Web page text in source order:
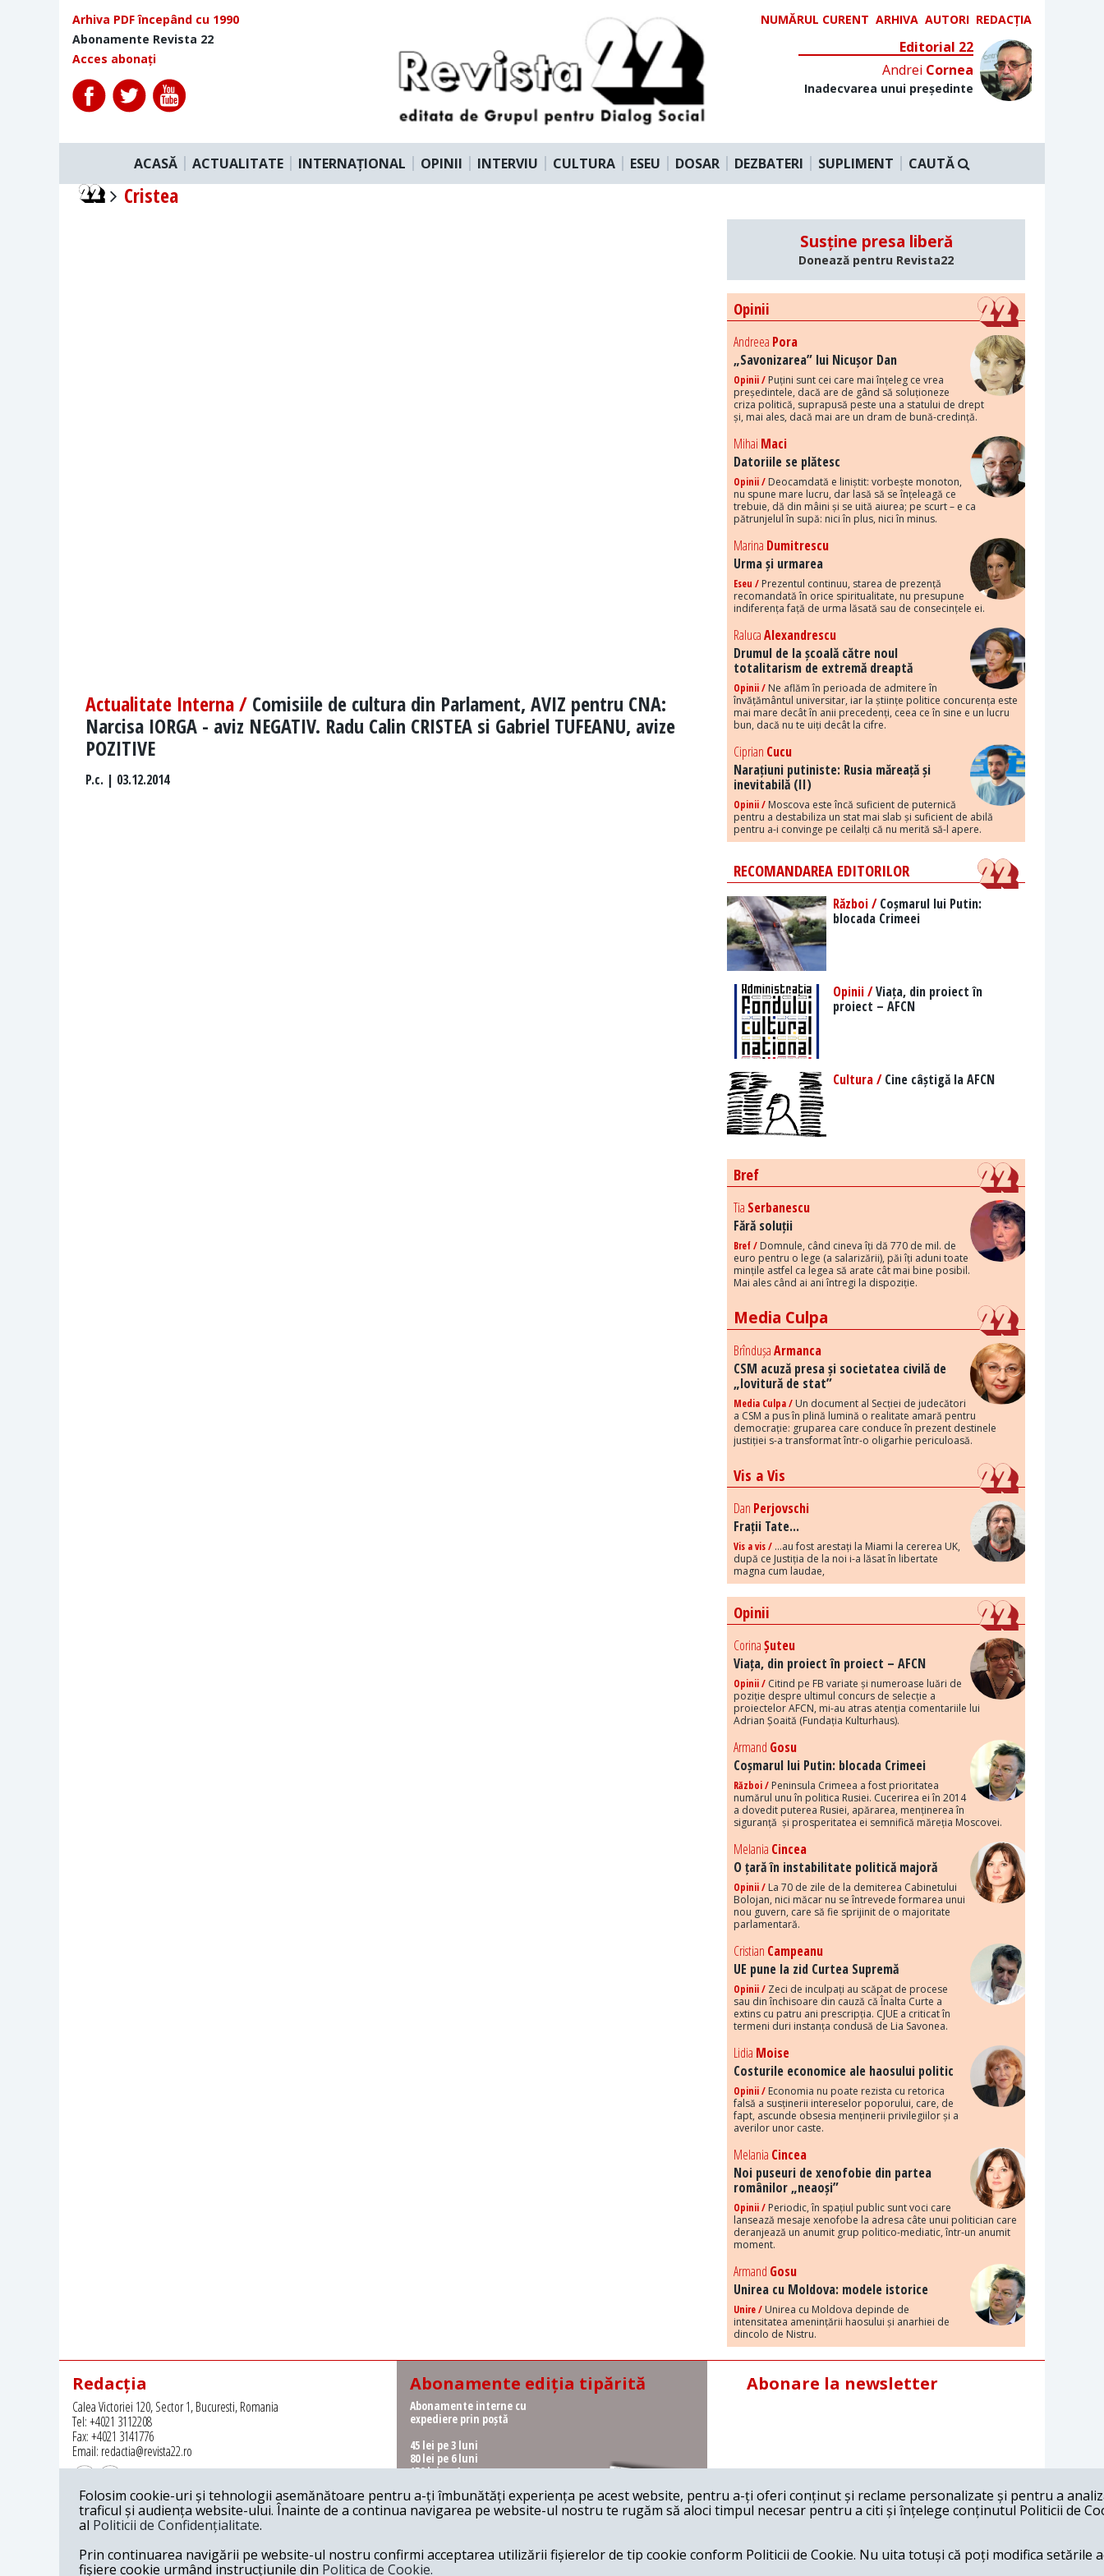
Arhiva PDF începând cu 1990
Abonamente Revista 22
Acces abonați
NUMĂRUL CURENT ARHIVA AUTORI REDACȚIA
Editorial 22
Andrei Cornea
Inadecvarea unui președinte
ACASĂ ACTUALITATE INTERNAȚIONAL OPINII INTERVIU CULTURA ESEU DOSAR DEZBATERI SUPLIMENT CAUTĂ
Cristea
Actualitate Interna / Comisiile de cultura din Parlament, AVIZ pentru CNA:
Narcisa IORGA - aviz NEGATIV. Radu Calin CRISTEA si Gabriel TUFEANU, avize
POZITIVE
P.c. | 03.12.2014
Susține presa liberă
Donează pentru Revista22
Opinii
Andreea Pora
„Savonizarea” lui Nicușor Dan
Opinii / Puțini sunt cei care mai înțeleg ce vrea
președintele, dacă are de gând să soluționeze
criza politică, suprapusă peste una a statului de drept
și, mai ales, dacă mai are un dram de bună-credință.
Mihai Maci
Datoriile se plătesc
Opinii / Deocamdată e liniștit: vorbește monoton,
nu spune mare lucru, dar lasă să se înțeleagă ce
trebuie, dă din mâini și se uită aiurea; pe scurt – e ca
pătrunjelul în supă: nici în plus, nici în minus.
Marina Dumitrescu
Urma și urmarea
Eseu / Prezentul continuu, starea de prezență
recomandată în orice spiritualitate, nu presupune
indiferența față de urma lăsată sau de consecințele ei.
RalucaAlexandrescu
Drumul de la școală către noul
totalitarism de extremă dreaptă
Opinii / Ne aflăm în perioada de admitere în
învățământul universitar, iar la științe politice concurența este
mai mare decât în anii precedenți, ceea ce în sine e un lucru
bun, dacă nu te uiți decât la cifre.
Ciprian Cucu
Narațiuni putiniste: Rusia măreață și
inevitabilă (II)
Opinii / Moscova este încă suficient de puternică
pentru a destabiliza un stat mai slab și suficient de abilă
pentru a-i convinge pe ceilalți că nu merită să-l apere.
RECOMANDAREA EDITORILOR
Război /Coșmarul lui Putin:
blocada Crimeei
Opinii /Viața, din proiect în
proiect – AFCN
Cultura /Cine câștigă la AFCN
Bref
Tia Serbanescu
Fără soluții
Bref / Domnule, când cineva îți dă 770 de mil. de
euro pentru o lege (a salarizării), păi îți aduni toate
mințile astfel ca legea să arate cât mai bine posibil.
Mai ales când ai ani întregi la dispoziție.
Media Culpa
BrîndușaArmanca
CSM acuză presa și societatea civilă de
„lovitură de stat”
Media Culpa / Un document al Secției de judecători
a CSM a pus în plină lumină o realitate amară pentru
democrație: gruparea care conduce în prezent destinele
justiției s-a transformat într-o oligarhie periculoasă.
Vis a Vis
Dan Perjovschi
Frații Tate...
Vis a vis / ...au fost arestați la Miami la cererea UK,
după ce Justiția de la noi i-a lăsat în libertate
magna cum laudae,
Opinii
CorinaȘuteu
Viața, din proiect în proiect – AFCN
Opinii / Citind pe FB variate și numeroase luări de
poziție despre ultimul concurs de selecție a
proiectelor AFCN, mi-au atras atenția comentariile lui
Adrian Șoaită (Fundația Kulturhaus).
Armand Gosu
Coșmarul lui Putin: blocada Crimeei
Război / Peninsula Crimeea a fost prioritatea
numărul unu în politica Rusiei. Cucerirea ei în 2014
a dovedit puterea Rusiei, apărarea, menținerea în
siguranță și prosperitatea ei semnifică măreția Moscovei.
Melania Cincea
O țară în instabilitate politică majoră
Opinii / La 70 de zile de la demiterea Cabinetului
Bolojan, nici măcar nu se întrevede formarea unui
nou guvern, care să fie sprijinit de o majoritate
parlamentară.
Cristian Campeanu
UE pune la zid Curtea Supremă
Opinii / Zeci de inculpați au scăpat de procese
sau din închisoare din cauză că Înalta Curte a
extins cu patru ani prescripția. CJUE a criticat în
termeni duri instanța condusă de Lia Savonea.
Lidia Moise
Costurile economice ale haosului politic
Opinii / Economia nu poate rezista cu retorica
falsă a susținerii intereselor poporului, care, de
fapt, ascunde obsesia menținerii privilegiilor și a
averilor unor caste.
Melania Cincea
Noi puseuri de xenofobie din partea
românilor „neaoși”
Opinii / Periodic, în spațiul public sunt voci care
lansează mesaje xenofobe la adresa câte unui politician care
deranjează un anumit grup politico-mediatic, într-un anumit
moment.
Armand Gosu
Unirea cu Moldova: modele istorice
Unire / Unirea cu Moldova depinde de
intensitatea amenințării haosului și anarhiei de
dincolo de Nistru.
Redacția
Calea Victoriei 120, Sector 1, Bucuresti, Romania
Tel: +4021 3112208
Fax: +4021 3141776
Email: redactia@revista22.ro
Revista 22 este editata de
Abonamente ediția tipărită
Abonamente interne cu
expediere prin poștă
45 lei pe 3 luni
80 lei pe 6 luni
150 lei pe 1 an
Abonamente interne cu
ridicare de la redacție
62 lei pe 6 luni
115 lei pe 1 an
Abonare la newsletter
Folosim cookie-uri și tehnologii asemănătoare pentru a-ți îmbunătăți experiența pe acest website, pentru a-ți oferi conținut și reclame personalizate și pentru a
traficul și audiența website-ului. Înainte de a continua navigarea pe website-ul nostru te rugăm să aloci timpul necesar pentru a citi și înțelege conținutul Politicii de
al Politicii de Confidențialitate.
Prin continuarea navigării pe website-ul nostru confirmi acceptarea utilizării fișierelor de tip cookie conform Politicii de Cookie. Nu uita totuși că poți modifica setările
fișiere cookie urmând instrucțiunile din Politica de Cookie.